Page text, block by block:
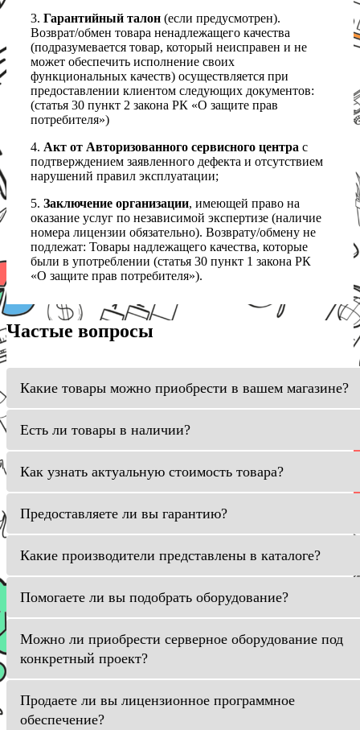
3. Гарантийный талон (если предусмотрен).
Возврат/обмен товара ненадлежащего качества
(подразумевается товар, который неисправен и не
может обеспечить исполнение своих
функциональных качеств) осуществляется при
предоставлении клиентом следующих документов:
(статья 30 пункт 2 закона РК «О защите прав
потребителя»)
4. Акт от Авторизованного сервисного центра с
подтверждением заявленного дефекта и отсутствием
нарушений правил эксплуатации;
5. Заключение организации, имеющей право на
оказание услуг по независимой экспертизе (наличие
номера лицензии обязательно). Возврату/обмену не
подлежат: Товары надлежащего качества, которые
были в употреблении (статья 30 пункт 1 закона РК
«О защите прав потребителя»).
Частые вопросы
Какие товары можно приобрести в вашем магазине?
Есть ли товары в наличии?
Как узнать актуальную стоимость товара?
Предоставляете ли вы гарантию?
Какие производители представлены в каталоге?
Помогаете ли вы подобрать оборудование?
Можно ли приобрести серверное оборудование под
конкретный проект?
Продаете ли вы лицензионное программное
обеспечение?